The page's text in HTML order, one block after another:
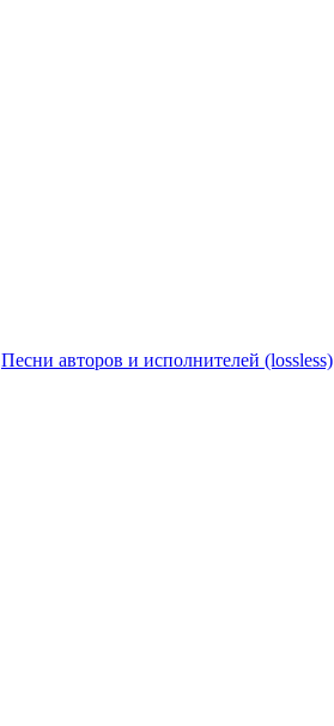
Песни авторов и исполнителей (lossless)